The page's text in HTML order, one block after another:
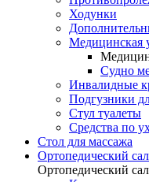
Ходунки
Медицинская
Судно
Инвалидные
Подгузники
Стул туалеты
Средства по
Cтол для массажа
Ортопедический
Ортопедический